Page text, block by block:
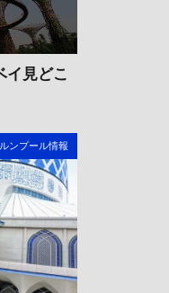
イ見どこ
ンプール情報